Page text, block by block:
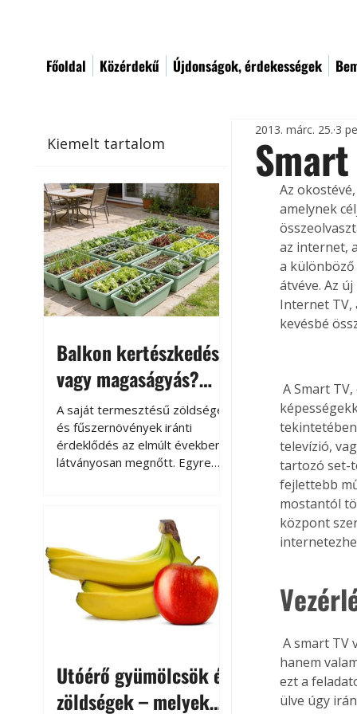
Főoldal Közérdekű Újdonságok, érdekességek
Kiemelt tartalom
Balkon kertészkedés
vagy magaságyás?
Helytakarékos
kertészkedés
A saját termesztésű zöldségek
és fűszernövények iránti
érdeklődés az elmúlt években
látványosan megnőtt. Egyre
kertészkedés sokak számára
kikapcsolódást és feltöltődést
is jelent.
Utóérő gyümölcsök és
zöldségek – melyek
Smart
2013. márc. 25. 3
Az
amelynek
az internet,
a
átvéve. Az
Internet TV,
kevésbé
A Smart TV, olyan televízió, amely a hagyományos TV-hez képest továbbfejlesztett
televízió,
tartozó set-
fejlettebb
mostantól
központ
A smart TV vezérlése hasonló a számítógépekéhez, csak a kurzort nem egy egérrel,
hanem
ezt a
ülve úgy